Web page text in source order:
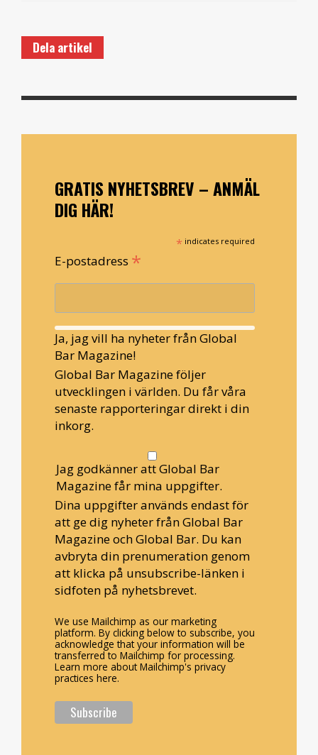
Dela artikel
GRATIS NYHETSBREV – ANMÄL
DIG HÄR!
* indicates required
E-postadress *
Ja, jag vill ha nyheter från Global
Bar Magazine!
Global Bar Magazine följer
utvecklingen i världen. Du får våra
senaste rapporteringar direkt i din
inkorg.
Jag godkänner att Global Bar
Magazine får mina uppgifter.
Dina uppgifter används endast för
att ge dig nyheter från Global Bar
Magazine och Global Bar. Du kan
avbryta din prenumeration genom
att klicka på unsubscribe-länken i
sidfoten på nyhetsbrevet.
We use Mailchimp as our marketing
platform. By clicking below to subscribe, you
acknowledge that your information will be
transferred to Mailchimp for processing.
Learn more about Mailchimp's privacy
practices here.